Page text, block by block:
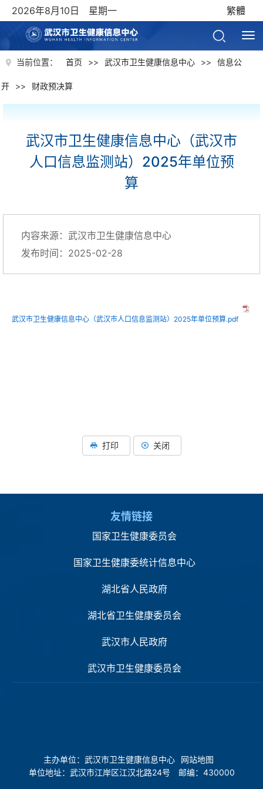
2026年8月10日 星期一 繁體
当前位置： 首页 >> 武汉市卫生健康信息中心 >> 信息公
开 >> 财政预决算
武汉市卫生健康信息中心（武汉市
人口信息监测站）2025年单位预
算
内容来源：武汉市卫生健康信息中心
发布时间：2025-02-28
武汉市卫生健康信息中心（武汉市人口信息监测站）2025年单位预算.pdf
打印 关闭
友情链接
国家卫生健康委员会
国家卫生健康委统计信息中心
湖北省人民政府
湖北省卫生健康委员会
武汉市人民政府
武汉市卫生健康委员会
主办单位：武汉市卫生健康信息中心
网站地图
单位地址：武汉市江岸区江汉北路24号 邮编：430000